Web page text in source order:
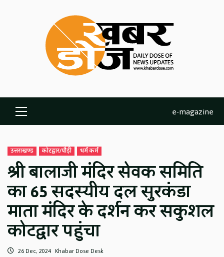
Primary
Menu
e-magazine
उत्तराखण्ड कोटद्वार/पौड़ी धर्म कर्म
श्री बालाजी मंदिर सेवक समिति
का 65 सदस्यीय दल सुरकंडा
माता मंदिर के दर्शन कर सकुशल
कोटद्वार पहुंचा
26 Dec, 2024 Khabar Dose Desk